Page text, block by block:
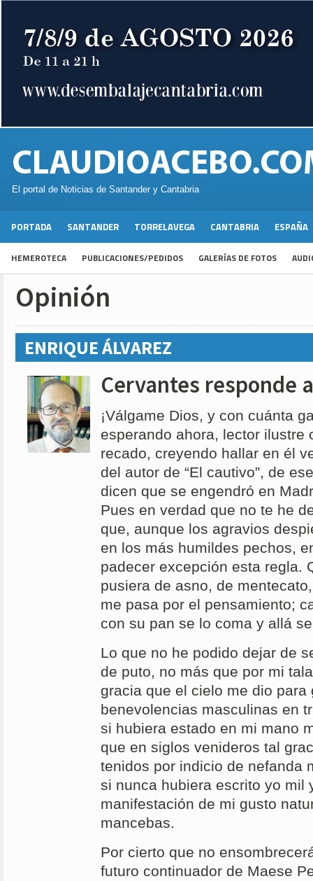
El portal de Noticias de Santander y Cantabria
PORTADA SANTANDER TORRELAVEGA CANTABRIA ESPAÑA
HEMEROTECA PUBLICACIONES/PEDIDOS GALERÍAS DE FOTOS
Opinión
ENRIQUE ÁLVAREZ
Cervantes responde
¡Válgame Dios, y con cuánta
esperando ahora, lector ilustre
recado, creyendo hallar en él
del autor de “El cautivo”, de
dicen que se engendró en
Pues en verdad que no te he
que, aunque los agravios
en los más humildes pechos,
padecer excepción esta regla.
pusiera de asno, de
me pasa por el pensamiento;
con su pan se lo coma y allá
Lo que no he podido dejar de
de puto, no más que por mi
gracia que el cielo me dio para
benevolencias masculinas en
si hubiera estado en mi mano
que en siglos venideros tal
tenidos por indicio de nefanda
si nunca hubiera escrito yo mil
manifestación de mi gusto
mancebas.
Por cierto que no
futuro continuador de Maese